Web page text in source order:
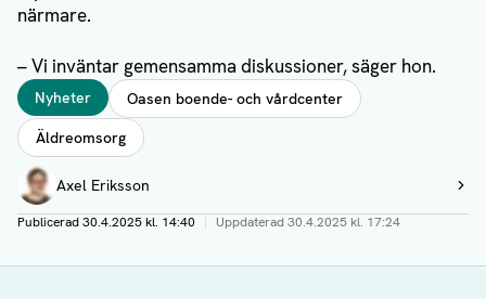
närmare.
– Vi inväntar gemensamma diskussioner, säger hon.
Taggar
Nyheter
Oasen boende- och vårdcenter
Äldreomsorg
Författare
Axel Eriksson
Visa profil
Publicerad30.4.2025 kl. 14:40 | Uppdaterad30.4.2025 kl. 17:24